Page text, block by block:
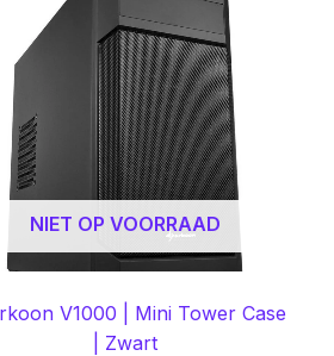
NIET OP VOORRAAD
V1000 | Mini Tower Case
| Zwart